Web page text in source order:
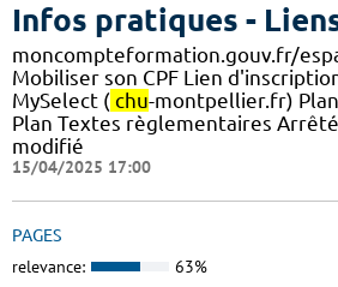
Infos pratiques -
moncompteformation.gouv.fr/
Mobiliser son CPF Lien
MySelect ( chu-montpellier.fr)
Plan Textes règlementaires
modifié
15/04/2025 17:00
PAGES
relevance: 63%